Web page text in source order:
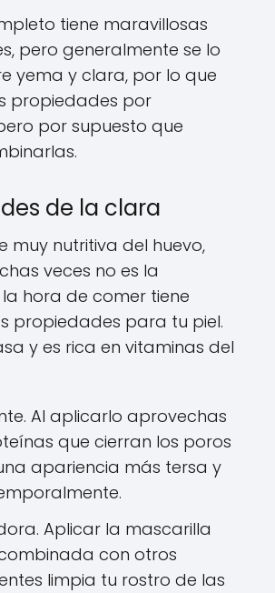
tiene maravillosas
pero generalmente se lo
yema y clara, por lo que
propiedades por
por supuesto que
de la clara
muy nutritiva del huevo,
veces no es la
hora de comer tiene
propiedades para tu piel.
y es rica en vitaminas del
Al aplicarlo aprovechas
que cierran los poros
apariencia más tersa y
Aplicar la mascarilla
con otros
limpia tu rostro de las